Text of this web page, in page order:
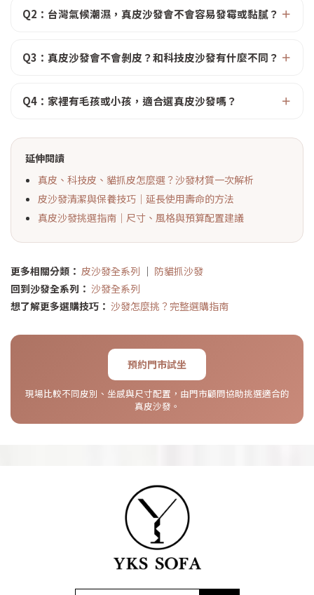
Q2：台灣氣候潮濕，真皮沙發會不會容易發霉或黏膩？
Q3：真皮沙發會不會剝皮？和科技皮沙發有什麼不同？
Q4：家裡有毛孩或小孩，適合選真皮沙發嗎？
延伸閱讀
真皮、科技皮、貓抓皮怎麼選？沙發材質一次解析
皮沙發清潔與保養技巧｜延長使用壽命的方法
真皮沙發挑選指南｜尺寸、風格與預算配置建議
更多相關分類： 皮沙發全系列 ｜ 防貓抓沙發
回到沙發全系列： 沙發全系列
想了解更多選購技巧： 沙發怎麼挑？完整選購指南
預約門市試坐
現場比較不同皮別、坐感與尺寸配置，由門市顧問協助挑選適合的
真皮沙發。